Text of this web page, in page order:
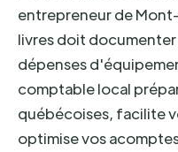
entrepreneur de
livres doit documenter
dépenses
comptable local
québécoises, facilite
optimise vos